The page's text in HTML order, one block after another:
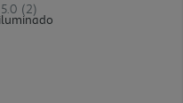
5.0 (2)